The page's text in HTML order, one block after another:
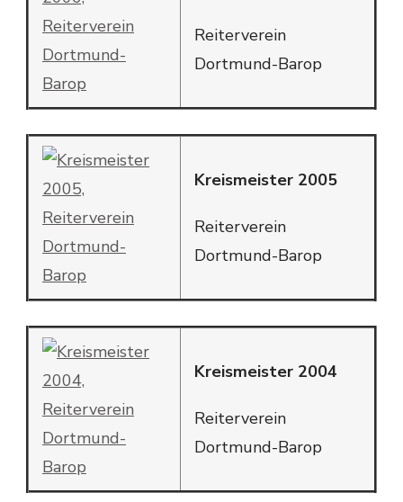
Reiterverein
Dortmund-Barop
Kreismeister 2005
Reiterverein
Dortmund-Barop
Kreismeister 2004
Reiterverein
Dortmund-Barop